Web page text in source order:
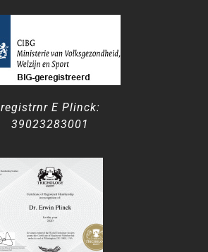
registrnr E Plinck:
39023283001